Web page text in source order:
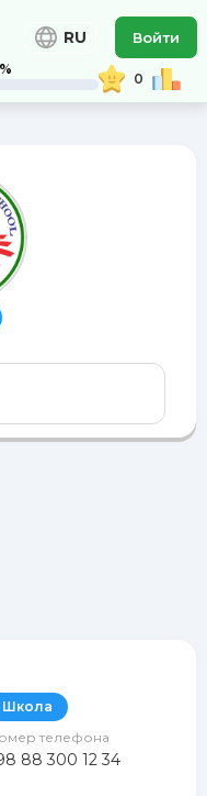
0
RU Войти
Школа
телефона
88 300 12 34